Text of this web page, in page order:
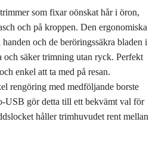
som fixar oönskat hår i öron,
och på kroppen. Den ergonomiska
och de beröringssäkra bladen i
och säker trimning utan ryck. Perfekt
enkel att ta med på resan.
rengöring med medföljande borste
USB gör detta till ett bekvämt val för
håller trimhuvudet rent mellan